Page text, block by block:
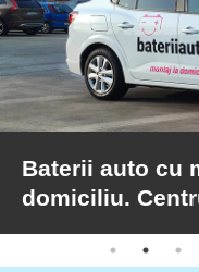
Baterii
moto
Baterii
de
camion
Baterii auto cu
domiciliu.